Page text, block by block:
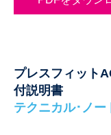
プレスフィット
付説明書
テクニカル･ノー